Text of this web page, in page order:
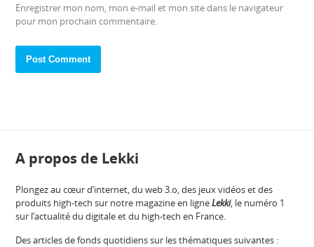
Enregistrer mon nom, mon e-mail et mon site dans le navigateur
pour mon prochain commentaire.
A propos de Lekki
Plongez au cœur d’internet, du web 3.o, des jeux vidéos et des
produits high-tech sur notre magazine en ligneLekki, le numéro 1
sur l’actualité du digitale et du high-tech en France.
Des articles de fonds quotidiens sur les thématiques suivantes :